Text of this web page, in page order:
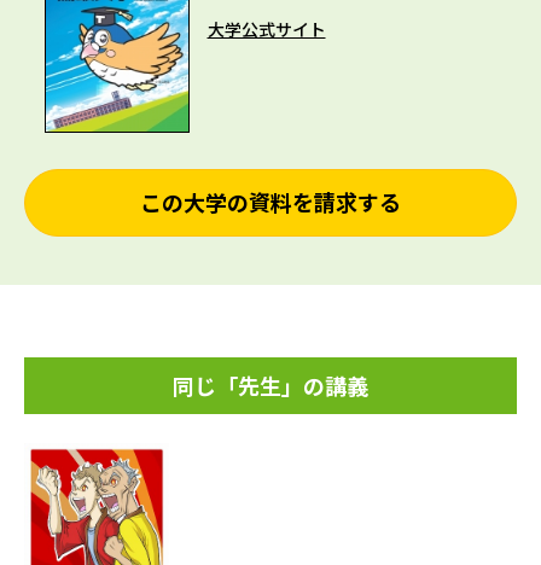
大学公式サイト
この大学の資料を請求する
同じ「先生」の講義